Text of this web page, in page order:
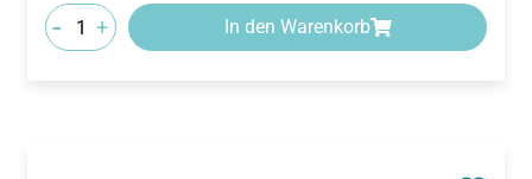
- + In den Warenkorb